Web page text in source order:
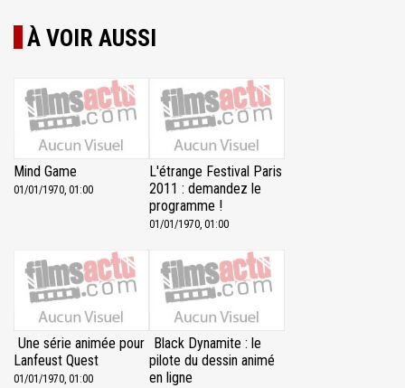
À VOIR AUSSI
Mind Game
01/01/1970, 01:00
L'étrange Festival Paris
2011 : demandez le
programme !
01/01/1970, 01:00
Une série animée pour
Lanfeust Quest
01/01/1970, 01:00
Black Dynamite : le
pilote du dessin animé
en ligne